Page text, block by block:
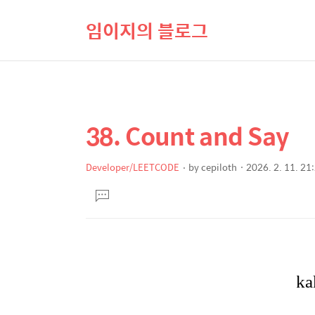
임이지의 블로그
상
세
컨
텐
본
문
제
38. Count and Say
Developer/LEETCODE bycepiloth 2026. 2. 11.
문댓
글